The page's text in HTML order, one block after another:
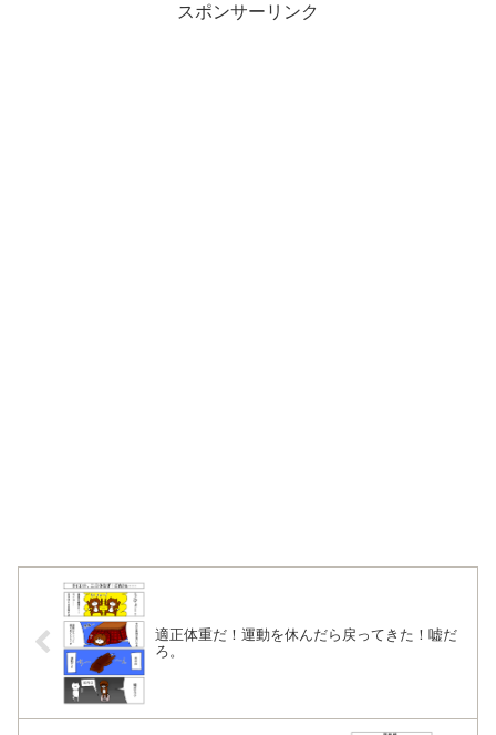
スポンサーリンク
適正体重だ！運動を休んだら戻ってきた！嘘だ
ろ。